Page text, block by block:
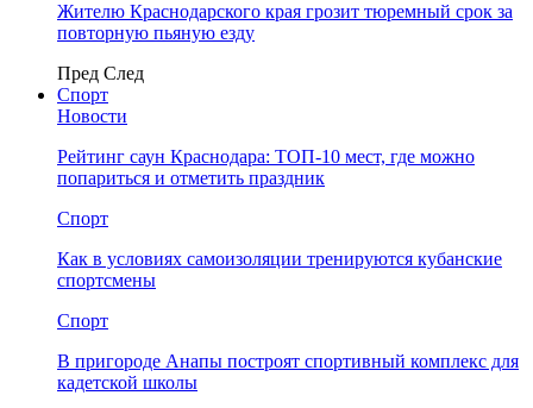
Жителю Краснодарского края грозит тюремный срок за
повторную пьяную езду
Пред След
Спорт
Новости
Рейтинг саун Краснодара: ТОП-10 мест, где можно
попариться и отметить праздник
Спорт
Как в условиях самоизоляции тренируются кубанские
спортсмены
Спорт
В пригороде Анапы построят спортивный комплекс для
кадетской школы